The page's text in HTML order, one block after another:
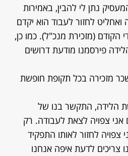
נתן לי להבין, באמירות
ואחליט לחזור לעבוד הוא יקדם
הקודם (מזכירת מנכ"ל). כמו כן,
פירסמנו מודעת דרושים
מזכירה בכל תקופת חופשת
הלידה, התקשר בנו של
צפויה לצאת לעבודה. רק
לחזור לאותו התפקיד
צריכים לדעת איפה אנחנו